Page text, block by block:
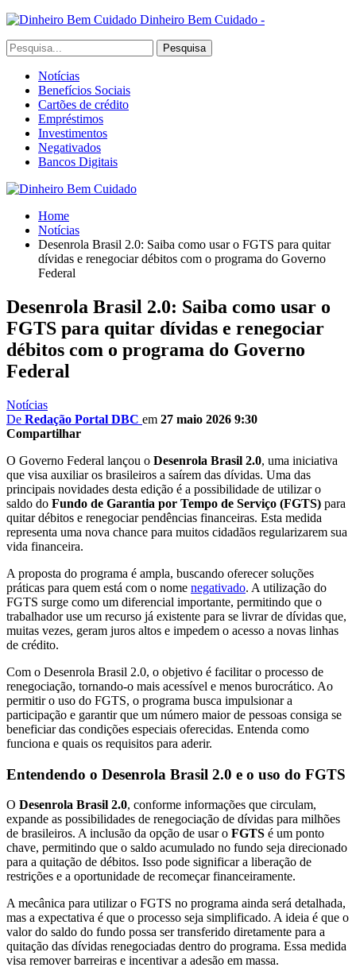
Dinheiro Bem Cuidado -
Notícias
Benefícios Sociais
Cartões de crédito
Empréstimos
Investimentos
Negativados
Bancos Digitais
Home
Notícias
Desenrola Brasil 2.0: Saiba como usar o FGTS para quitar
dívidas e renegociar débitos com o programa do Governo
Federal
Desenrola Brasil 2.0: Saiba como usar o
FGTS para quitar dívidas e renegociar
débitos com o programa do Governo
Federal
Notícias
De Redação Portal DBC em 27 maio 2026 9:30
Compartilhar
O Governo Federal lançou o Desenrola Brasil 2.0, uma iniciativa
que visa auxiliar os brasileiros a saírem das dívidas. Uma das
principais novidades desta edição é a possibilidade de utilizar o
saldo do Fundo de Garantia por Tempo de Serviço (FGTS) para
quitar débitos e renegociar pendências financeiras. Esta medida
representa uma nova chance para muitos cidadãos regularizarem sua
vida financeira.
A proposta do programa é ampla, buscando oferecer soluções
práticas para quem está com o nome negativado. A utilização do
FGTS surge como um diferencial importante, permitindo que o
trabalhador use um recurso já existente para se livrar de dívidas que,
muitas vezes, geram juros altos e impedem o acesso a novas linhas
de crédito.
Com o Desenrola Brasil 2.0, o objetivo é facilitar o processo de
renegociação, tornando-o mais acessível e menos burocrático. Ao
permitir o uso do FGTS, o programa busca impulsionar a
participação e garantir que um número maior de pessoas consiga se
beneficiar das condições especiais oferecidas. Entenda como
funciona e quais os requisitos para aderir.
Entendendo o Desenrola Brasil 2.0 e o uso do FGTS
O Desenrola Brasil 2.0, conforme informações que circulam,
expande as possibilidades de renegociação de dívidas para milhões
de brasileiros. A inclusão da opção de usar o FGTS é um ponto
chave, permitindo que o saldo acumulado no fundo seja direcionado
para a quitação de débitos. Isso pode significar a liberação de
restrições e a oportunidade de recomeçar financeiramente.
A mecânica para utilizar o FGTS no programa ainda será detalhada,
mas a expectativa é que o processo seja simplificado. A ideia é que o
valor do saldo do fundo possa ser transferido diretamente para a
quitação das dívidas renegociadas dentro do programa. Essa medida
visa remover barreiras e incentivar a adesão em massa.